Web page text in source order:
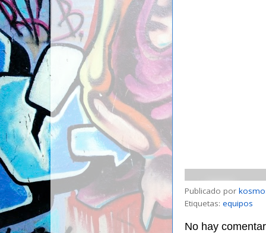
Publicado por
Etiquetas: equipos
No hay